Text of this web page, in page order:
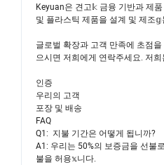
Keyuan은 견고𝕜 금융 기반과 제
및 플라스틱 제품을 설계 및 제조
글로벌 확장과 고객 만족에 초점
으시면 저희에게 연락주세요. 저
인증
우리의 고객
포장 및 배송
FAQ
Q1: 지불 기간은 어떻게 됩니까?
A1: 우리는 50%의 보증금을 선불
불을 허용𝕩니다.